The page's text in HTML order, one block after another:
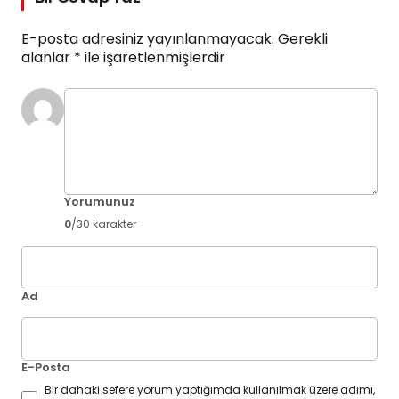
E-posta adresiniz yayınlanmayacak. Gerekli
alanlar * ile işaretlenmişlerdir
Yorumunuz
0/30 karakter
Ad
E-Posta
Bir dahaki sefere yorum yaptığımda kullanılmak üzere adımı,